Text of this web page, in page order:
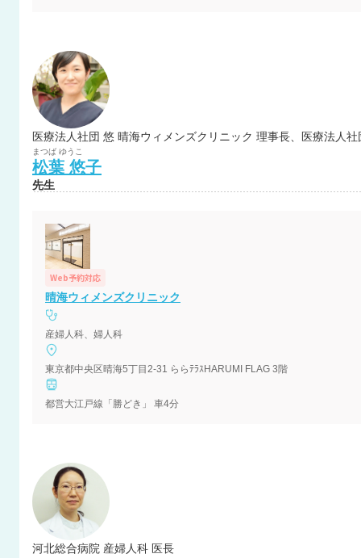
まつば ゆうこ
松葉 悠子
先生
Web予約対応
晴海ウィメンズクリニック
産婦人科、婦人科
東京都中央区晴海5丁目2-31 ららﾃﾗｽHARUMI FLAG 3階
都営大江戸線「勝どき」 車4分
河北総合病院 産婦人科 医長